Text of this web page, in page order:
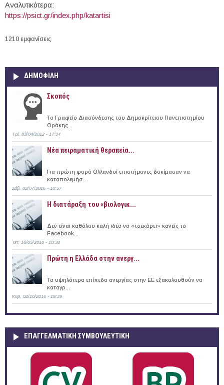
Αναλυτικότερα:
https://psict.gr/index.php/katartisi
1210 εμφανίσεις
ΔΗΜΟΦΙΛΗ
Σκοπός
Το Γραφείο Διασύνδεσης του Δημοκρίτειου Πανεπιστημίου
Θράκης...
Τρί, 03/04/2012 - 17:34
Νέα πειραματική θεραπεία...
Για πρώτη φορά Ολλανδοί επιστήμονες δοκίμασαν να
καταπολεμήσ...
Σάβ, 02/07/2016 - 18:57
Η διατάραξη του «βιολογικ...
Δεν είναι καθόλου καλή ιδέα να «τσεκάρει» κανείς το
Facebook...
Τετ, 16/05/2018 - 10:38
Πρώτη η Ελλάδα στην ανεργ...
Τα υψηλότερα επίπεδα ανεργίας στην ΕΕ εξακολουθούν να
καταγρ...
Κυρ, 02/10/2016 - 19:39
ΕΠΑΓΓΕΛΜΑΤΙΚΉ ΣΥΜΒΟΥΛΕΥΤΙΚΉ